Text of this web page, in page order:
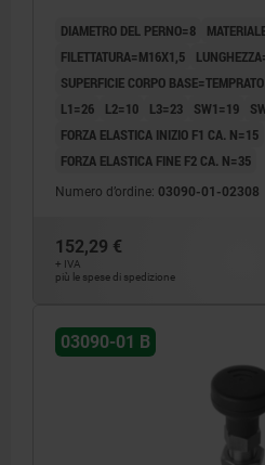
UN3091 CLASSE MERCI
DIAMETRO DEL PERNO=8
FILETTATURA=M16X1,5
SUPERFICIE CORPO BASE=TEMPRATO
L1=26
L2=10 L3=23 SW1=19
FORZA ELASTICA INIZIO F1 CA. N=15
FORZA ELASTICA FINE F2 CA. N=35
Numero d’ordine: 03090-01-02308
152,29 €
+ IVA
più le spese di spedizione
03090-01 B